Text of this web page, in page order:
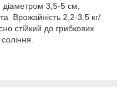
3,5-5 см,
Врожайність 2,2-3,5 кг/
стійкий до грибкових